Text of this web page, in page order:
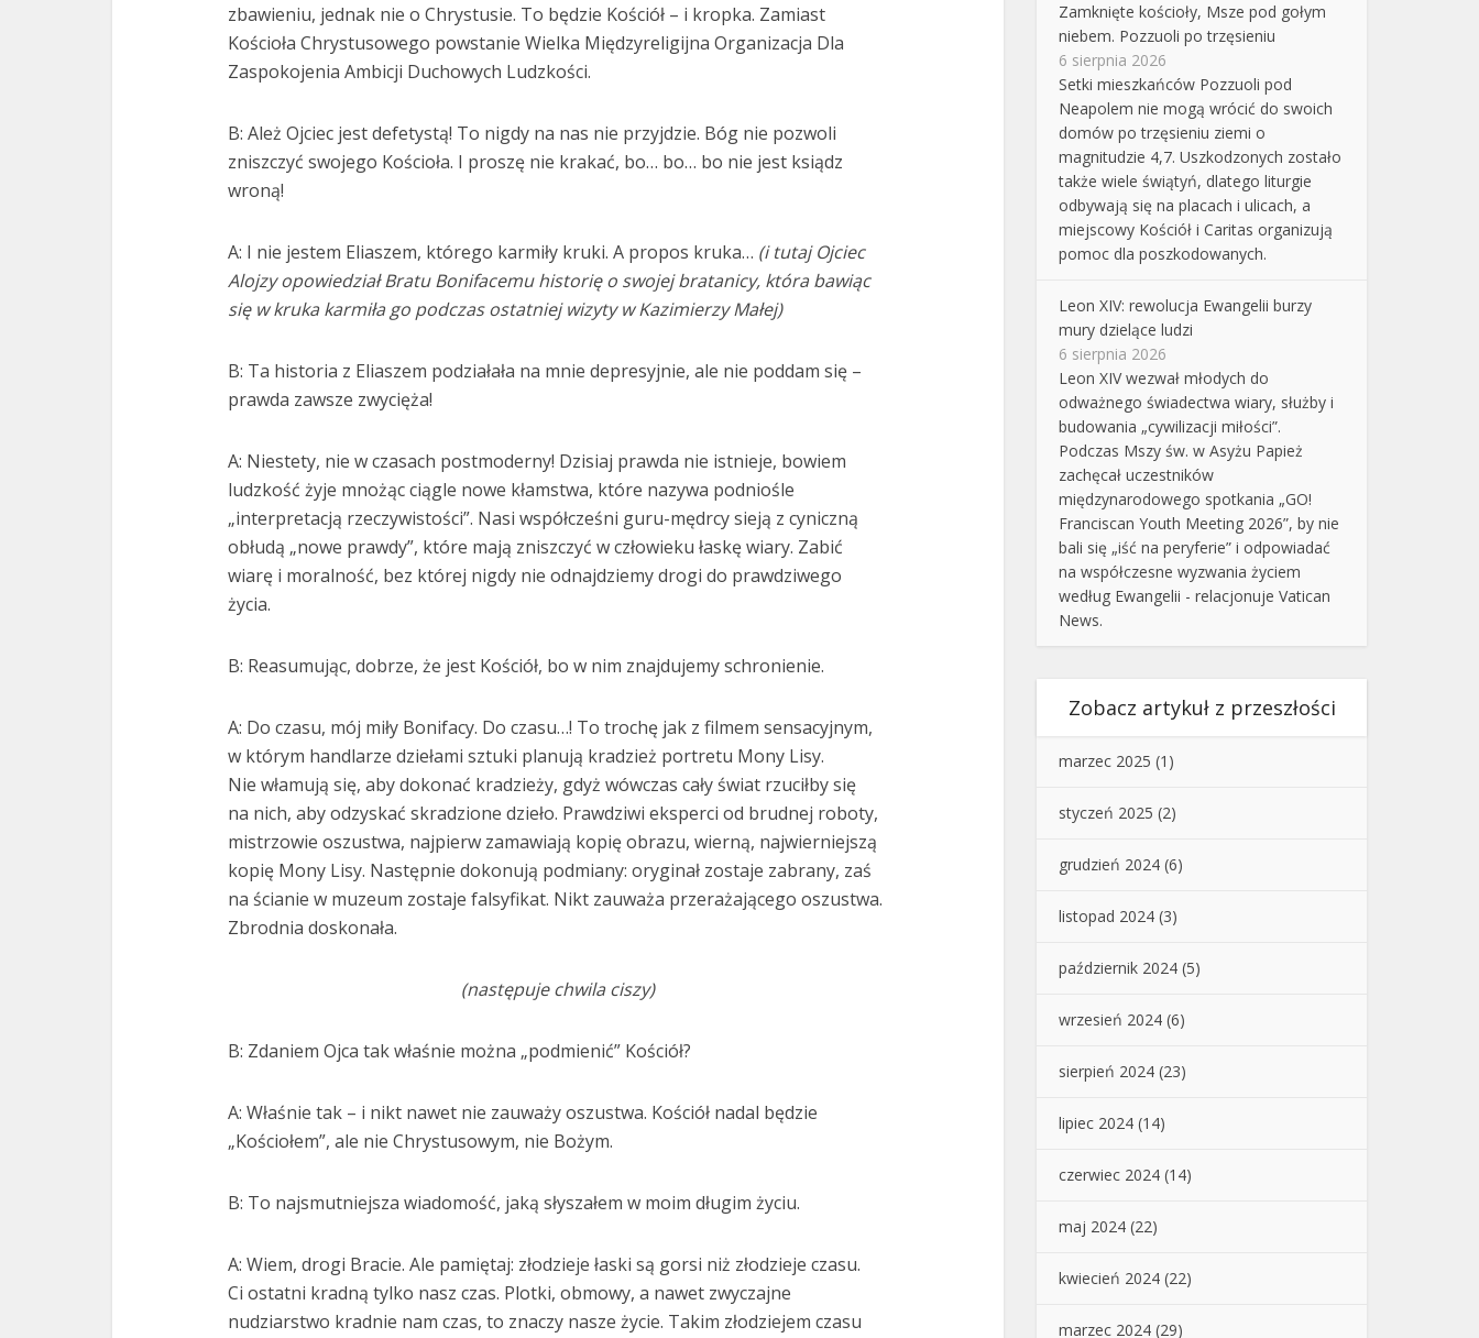
zbawieniu, jednak nie o Chrystusie. To będzie Kościół – i kropka. Zamiast
Kościoła Chrystusowego powstanie Wielka Międzyreligijna Organizacja Dla
Zaspokojenia Ambicji Duchowych Ludzkości.
B: Ależ Ojciec jest defetystą! To nigdy na nas nie przyjdzie. Bóg nie pozwoli
zniszczyć swojego Kościoła. I proszę nie krakać, bo… bo… bo nie jest ksiądz
wroną!
A: I nie jestem Eliaszem, którego karmiły kruki. A propos kruka… (i tutaj Ojciec
Alojzy opowiedział Bratu Bonifacemu historię o swojej bratanicy, która bawiąc
się w kruka karmiła go podczas ostatniej wizyty w Kazimierzy Małej)
B: Ta historia z Eliaszem podziałała na mnie depresyjnie, ale nie poddam się –
prawda zawsze zwycięża!
A: Niestety, nie w czasach postmoderny! Dzisiaj prawda nie istnieje, bowiem
ludzkość żyje mnożąc ciągle nowe kłamstwa, które nazywa podniośle
„interpretacją rzeczywistości”. Nasi współcześni guru-mędrcy sieją z cyniczną
obłudą „nowe prawdy”, które mają zniszczyć w człowieku łaskę wiary. Zabić
wiarę i moralność, bez której nigdy nie odnajdziemy drogi do prawdziwego
życia.
B: Reasumując, dobrze, że jest Kościół, bo w nim znajdujemy schronienie.
A: Do czasu, mój miły Bonifacy. Do czasu…! To trochę jak z filmem sensacyjnym,
w którym handlarze dziełami sztuki planują kradzież portretu Mony Lisy.
Nie włamują się, aby dokonać kradzieży, gdyż wówczas cały świat rzuciłby się
na nich, aby odzyskać skradzione dzieło. Prawdziwi eksperci od brudnej roboty,
mistrzowie oszustwa, najpierw zamawiają kopię obrazu, wierną, najwierniejszą
kopię Mony Lisy. Następnie dokonują podmiany: oryginał zostaje zabrany, zaś
na ścianie w muzeum zostaje falsyfikat. Nikt zauważa przerażającego oszustwa.
Zbrodnia doskonała.
(następuje chwila ciszy)
B: Zdaniem Ojca tak właśnie można „podmienić” Kościół?
A: Właśnie tak – i nikt nawet nie zauważy oszustwa. Kościół nadal będzie
„Kościołem”, ale nie Chrystusowym, nie Bożym.
B: To najsmutniejsza wiadomość, jaką słyszałem w moim długim życiu.
A: Wiem, drogi Bracie. Ale pamiętaj: złodzieje łaski są gorsi niż złodzieje czasu.
Ci ostatni kradną tylko nasz czas. Plotki, obmowy, a nawet zwyczajne
nudziarstwo kradnie nam czas, to znaczy nasze życie. Takim złodziejem czasu
Zamknięte kościoły, Msze pod gołym
niebem. Pozzuoli po trzęsieniu
6 sierpnia 2026
Setki mieszkańców Pozzuoli pod
Neapolem nie mogą wrócić do swoich
domów po trzęsieniu ziemi o
magnitudzie 4,7. Uszkodzonych zostało
także wiele świątyń, dlatego liturgie
odbywają się na placach i ulicach, a
miejscowy Kościół i Caritas organizują
pomoc dla poszkodowanych.
Leon XIV: rewolucja Ewangelii burzy
mury dzielące ludzi
6 sierpnia 2026
Leon XIV wezwał młodych do
odważnego świadectwa wiary, służby i
budowania „cywilizacji miłości”.
Podczas Mszy św. w Asyżu Papież
zachęcał uczestników
międzynarodowego spotkania „GO!
Franciscan Youth Meeting 2026”, by nie
bali się „iść na peryferie” i odpowiadać
na współczesne wyzwania życiem
według Ewangelii - relacjonuje Vatican
News.
Zobacz artykuł z przeszłości
marzec 2025 (1)
styczeń 2025 (2)
grudzień 2024 (6)
listopad 2024 (3)
październik 2024 (5)
wrzesień 2024 (6)
sierpień 2024 (23)
lipiec 2024 (14)
czerwiec 2024 (14)
maj 2024 (22)
kwiecień 2024 (22)
marzec 2024 (29)